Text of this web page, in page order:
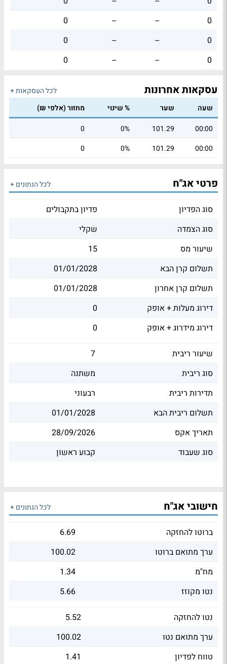
0
--
--
0
0
--
--
0
0
--
--
0
עסקאות אחרונות
לכל העסקאות +
שעה
שער % שינוי
מחזור (אלפי ₪)
00:00
101.29
0%
0
00:00
101.29
0%
0
פרטי אג"ח לכל הנתונים +
סוג הפדיון
פדיון בתקבולים
סוג הצמדה
שקלי
שיעור מס
15
תשלום קרן הבא
01/01/2028
תשלום קרן אחרון
01/01/2028
דירוג מעלות + אופק
0
דירוג מידרוג + אופק
0
שיעור ריבית
7
סוג ריבית
משתנה
תדירות ריבית
רבעוני
תשלום ריבית הבא
01/01/2028
תאריך אקס
28/09/2026
סוג שעבוד
קבוע ראשון
חישובי אג"ח לכל הנתונים +
ברוטו להחזקה
6.69
ערך מתואם ברוטו
100.02
מח"מ
1.34
נטו מקוזז
5.66
נטו להחזקה
5.52
ערך מתואם נטו
100.02
טווח לפדיון
1.41